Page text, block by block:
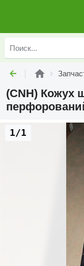
(CNH) Кожух
1/1